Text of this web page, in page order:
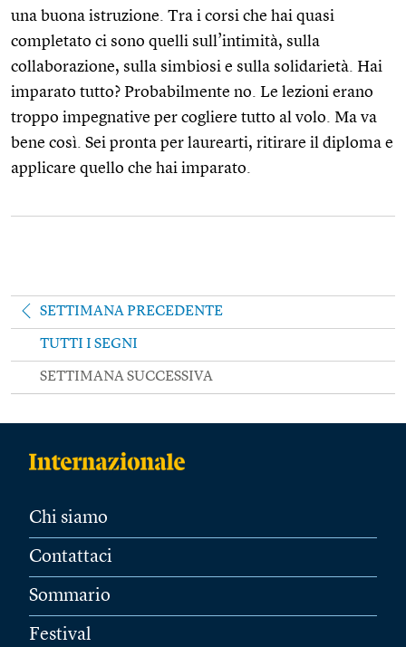
una buona istruzione. Tra i corsi che hai quasi
completato ci sono quelli sull’intimità, sulla
collaborazione, sulla simbiosi e sulla solidarietà. Hai
imparato tutto? Probabilmente no. Le lezioni erano
troppo impegnative per cogliere tutto al volo. Ma va
bene così. Sei pronta per laurearti, ritirare il diploma e
applicare quello che hai imparato.
SETTIMANA PRECEDENTE
TUTTI I SEGNI
SETTIMANA SUCCESSIVA
Chi siamo
Contattaci
Sommario
Festival